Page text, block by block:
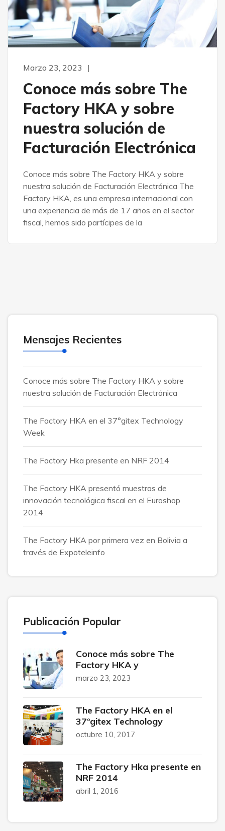
Marzo 23, 2023
Conoce más sobre The
Factory HKA y sobre
nuestra solución de
Facturación Electrónica
Conoce más sobre The Factory HKA y sobre
nuestra solución de Facturación Electrónica The
Factory HKA, es una empresa internacional con
una experiencia de más de 17 años en el sector
fiscal, hemos sido partícipes de la
Mensajes Recientes
Conoce más sobre The Factory HKA y sobre
nuestra solución de Facturación Electrónica
The Factory HKA en el 37°gitex Technology
Week
The Factory Hka presente en NRF 2014
The Factory HKA presentó muestras de
innovación tecnológica fiscal en el Euroshop
2014
The Factory HKA por primera vez en Bolivia a
través de Expoteleinfo
Publicación Popular
Conoce más sobre The
Factory HKA y
marzo 23, 2023
The Factory HKA en el
37°gitex Technology
octubre 10, 2017
The Factory Hka presente en
NRF 2014
abril 1, 2016